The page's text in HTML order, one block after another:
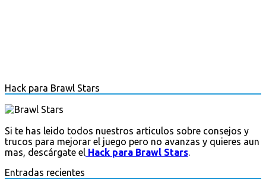
Hack para Brawl Stars
Si te has leido todos nuestros articulos sobre consejos y
trucos para mejorar el juego pero no avanzas y quieres aun
mas, descárgate el Hack para Brawl Stars.
Entradas recientes